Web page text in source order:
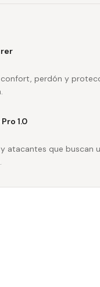
perdón y
1.0
atacantes que